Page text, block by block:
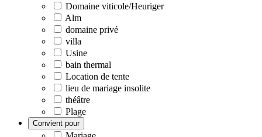
Domaine viticole/Heuriger
Alm
domaine privé
villa
Usine
bain thermal
Location de tente
lieu de mariage insolite
théâtre
Plage
Convient pour